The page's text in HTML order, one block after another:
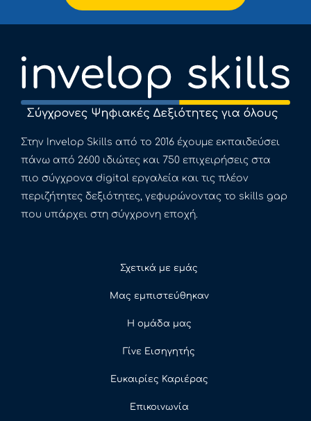
Στην Invelop Skills από το 2016 έχουμε εκπαιδεύσει
πάνω από 2600 ιδιώτες και 750 επιχειρήσεις στα
πιο σύγχρονα digital εργαλεία και τις πλέον
περιζήτητες δεξιότητες, γεφυρώνοντας το skills gap
που υπάρχει στη σύγχρονη εποχή.
Σχετικά με εμάς
Μας εμπιστεύθηκαν
Η ομάδα μας
Γίνε Εισηγητής
Ευκαιρίες Καριέρας
Επικοινωνία